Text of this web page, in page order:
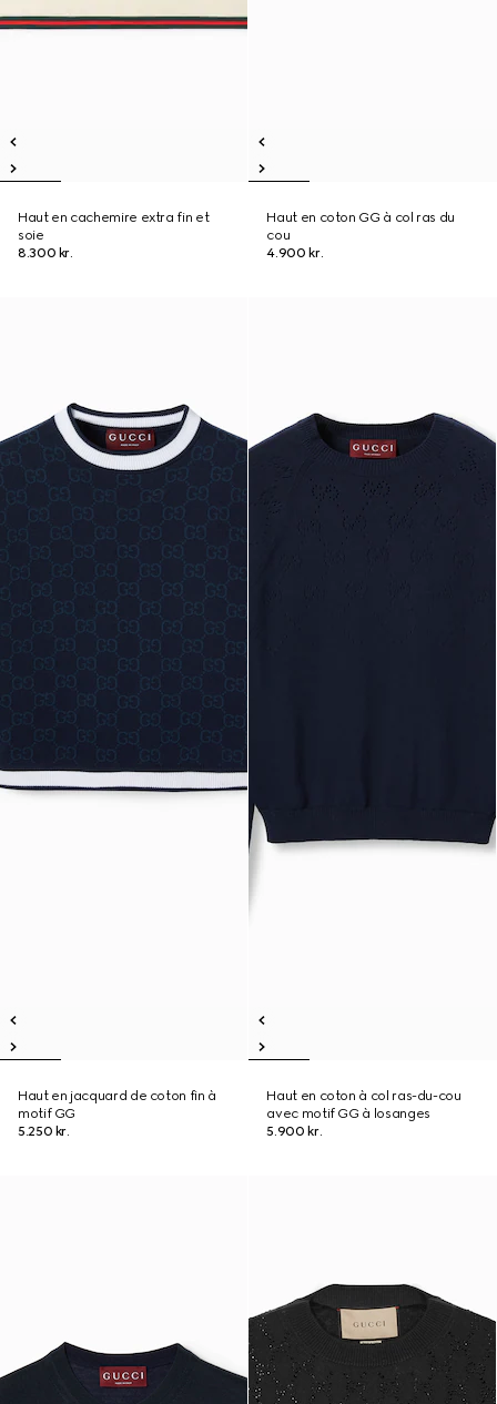
Haut en cachemire extra fin et
soie
8.300 kr.
Haut en coton GG à col ras du
cou
4.900 kr.
Haut en jacquard de coton fin à
motif GG
5.250 kr.
Haut en coton à col ras-du-cou
avec motif GG à losanges
5.900 kr.